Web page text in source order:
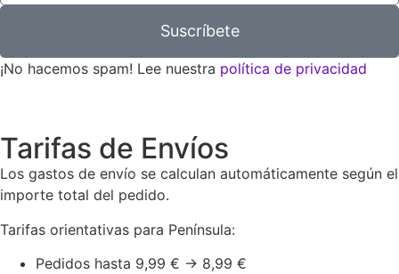
Suscríbete
¡No hacemos spam! Lee nuestra política de privacidad
Tarifas de Envíos
Los gastos de envío se calculan automáticamente según el
importe total del pedido.
Tarifas orientativas para Península:
Pedidos hasta 9,99 € → 8,99 €